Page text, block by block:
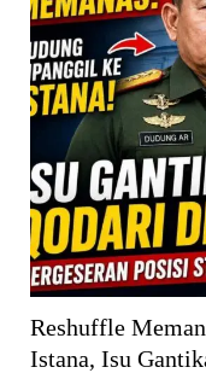
Reshuffle
Istana, Isu